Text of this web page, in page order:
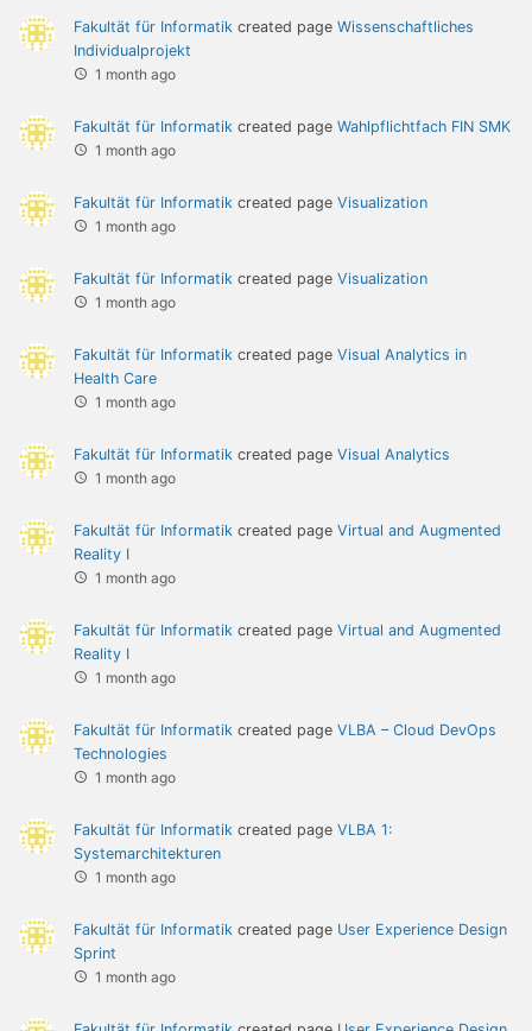
Fakultät für Informatik created page Wissenschaftliches
Individualprojekt
1 month ago
Fakultät für Informatik created page Wahlpflichtfach FIN SMK
1 month ago
Fakultät für Informatik created page Visualization
1 month ago
Fakultät für Informatik created page Visualization
1 month ago
Fakultät für Informatik created page Visual Analytics in
Health Care
1 month ago
Fakultät für Informatik created page Visual Analytics
1 month ago
Fakultät für Informatik created page Virtual and Augmented
Reality I
1 month ago
Fakultät für Informatik created page Virtual and Augmented
Reality I
1 month ago
Fakultät für Informatik created page VLBA – Cloud DevOps
Technologies
1 month ago
Fakultät für Informatik created page VLBA 1:
Systemarchitekturen
1 month ago
Fakultät für Informatik created page User Experience Design
Sprint
1 month ago